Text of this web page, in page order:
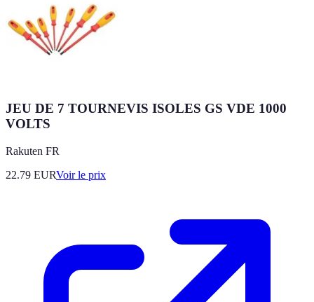
JEU DE 7 TOURNEVIS ISOLES GS VDE 1000
VOLTS
Rakuten FR
22.79 EURVoir le prix